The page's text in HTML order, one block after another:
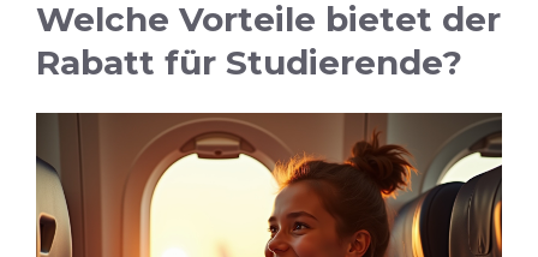
Welche Vorteile bietet der
Rabatt für Studierende?